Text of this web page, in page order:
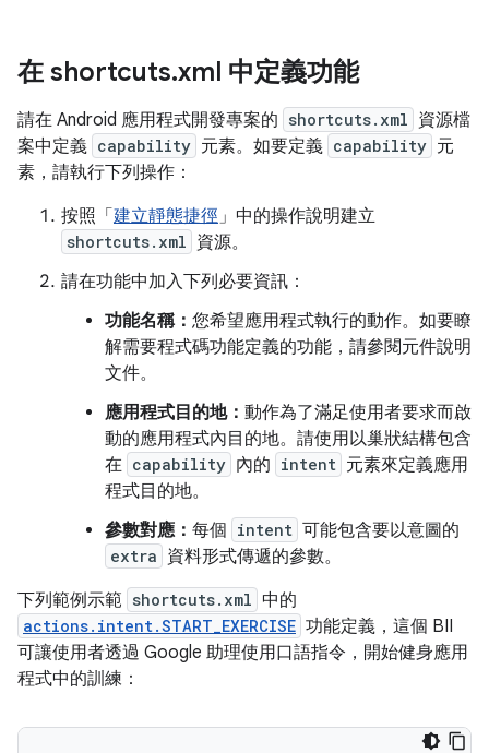
在 shortcuts.xml 中定義功能
請在 Android 應用程式開發專案的 shortcuts.xml 資源檔
案中定義 capability 元素。如要定義 capability 元
素，請執行下列操作：
按照「 建立靜態捷徑」中的操作說明建立
shortcuts.xml 資源。
請在功能中加入下列必要資訊：
功能名稱： 您希望應用程式執行的動作。如要瞭
解需要程式碼功能定義的功能，請參閱元件說明
文件。
應用程式目的地： 動作為了滿足使用者要求而啟
動的應用程式內目的地。請使用以巢狀結構包含
在 capability 內的 intent 元素來定義應用
程式目的地。
參數對應： 每個 intent 可能包含要以意圖的
extra 資料形式傳遞的參數。
下列範例示範 shortcuts.xml 中的
actions.intent.START_EXERCISE 功能定義，這個 BII
可讓使用者透過 Google 助理使用口語指令，開始健身應用
程式中的訓練：